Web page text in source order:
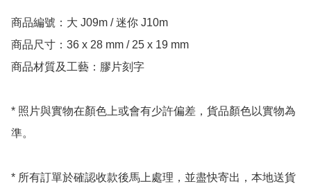
商品編號：大 J09m / 迷你 J10m
商品尺寸：36 x 28 mm / 25 x 19 mm
商品材質及工藝：膠片刻字
* 照片與實物在顏色上或會有少許偏差，貨品顏色以實物為
準。
* 所有訂單於確認收款後馬上處理，並盡快寄出，本地送貨